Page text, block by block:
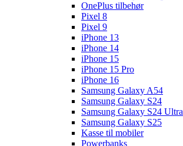
OnePlus tilbehør
Pixel 8
Pixel 9
iPhone 13
iPhone 14
iPhone 15
iPhone 15 Pro
iPhone 16
Samsung Galaxy A54
Samsung Galaxy S24
Samsung Galaxy S24 Ultra
Samsung Galaxy S25
Kasse til mobiler
Powerbanks